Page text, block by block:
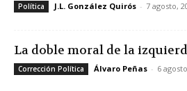
Política J.L. González Quirós - 7 agosto,
La doble moral de la
Corrección Política Álvaro Peñas - 6